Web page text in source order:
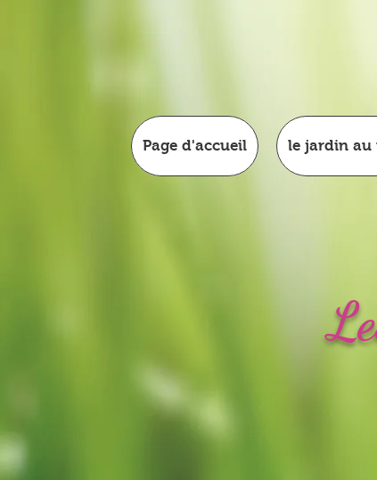
Page d'accueil le jardin au